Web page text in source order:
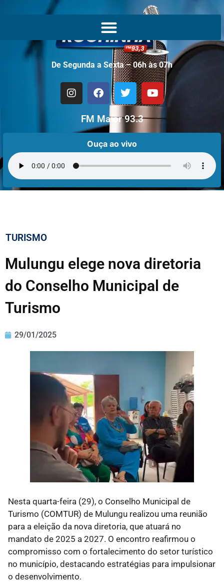
De Segunda a Sexta – 06h às 07h
FM Maior 93.3
Ouça ao vivo
TURISMO
Mulungu elege nova diretoria
do Conselho Municipal de
Turismo
29/01/2025
Nesta quarta-feira (29), o Conselho Municipal de
Turismo (COMTUR) de Mulungu realizou uma reunião
para a eleição da nova diretoria, que atuará no
mandato de 2025 a 2027. O encontro reafirmou o
compromisso com o fortalecimento do setor turístico
no município, destacando estratégias para impulsionar
o desenvolvimento.